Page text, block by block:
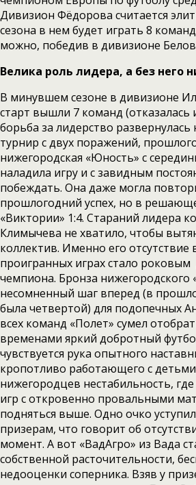
Дивизион Фёдорова считается
сезона в нем будет играть 8
можно, победив в дивизионе
Велика роль лидера, а без него
В минувшем сезоне в дивизионе
старт вышли 7 команд
борьба за лидерство развернулась
турнир с двух поражений,
нижегородская «Юность» с
наладила игру и с завидным
побеждать. Она даже могла
прошлогодний успех, но в
«Виктории» 1:4. Стараний лидера
Климычева не хватило, чтобы
коллектив. Именно его отсутствие
проигранных играх стало роковым
чемпиона. Бронза нижегородского
несомненный шаг вперед (в
была четвертой) для подопечных
всех команд «Полет» сумел
временами яркий добротный
чувствуется рука опытного
кропотливо работающего с
нижегородцев нестабильность,
игр с откровенно провальными
подняться выше. Одно очко
призерам, что говорит об
момент. А вот «ВадАгро» из Вада
собственной расточительности,
недооценки соперника. Взяв у